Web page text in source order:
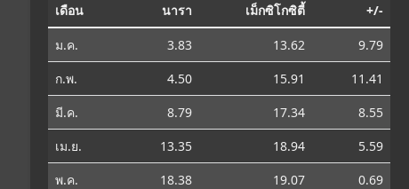
เดือน นารา เม็กซิโกซิตี้ +/-
ม.ค. 3.83 13.62
9.79
ก.พ.
4.50 15.91
11.41
มี.ค.
8.79 17.34
8.55
เม.ย.
13.35 18.94
5.59
พ.ค.
18.38 19.07
0.69